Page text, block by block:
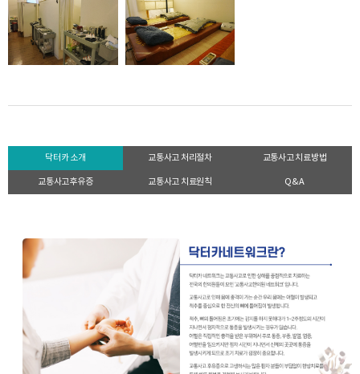
닥터카 소개 교통사고 처리절차 교통사고 치료방법
교통사고후유증 교통사고 치료원칙 Q&A